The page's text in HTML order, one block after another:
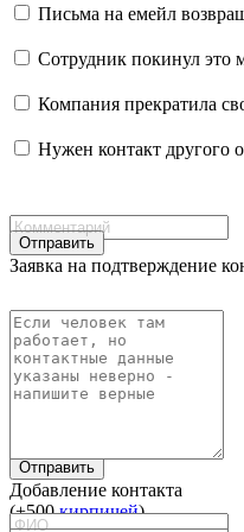
Письма на емейл
Сотрудник покинул это
Компания прекратила
Нужен контакт другого
Отправить
Заявка на подтверждение
Отправить
Добавление контакта
(+500кирпичей)